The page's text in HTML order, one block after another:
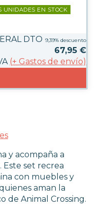
UNIDADES EN STOCK
DTO 9,39%descuento
67,95 €
(+ Gastos de envío)
y acompaña a
Este set recrea
con muebles y
aman la
de Animal Crossing.